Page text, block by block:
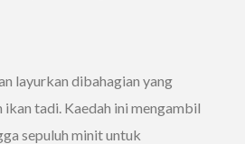
layurkan dibahagian yang
tadi. Kaedah ini mengambil
sepuluh minit untuk